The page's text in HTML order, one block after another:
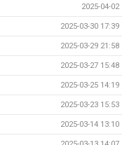
2025-04-02
2025-03-30 17:39
2025-03-29 21:58
2025-03-27 15:48
2025-03-25 14:19
2025-03-23 15:53
2025-03-14 13:10